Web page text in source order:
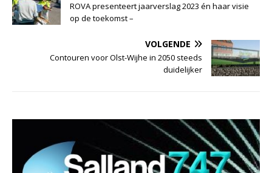
ROVA presenteert jaarverslag 2023 én haar visie
op de toekomst –
VOLGENDE
Contouren voor Olst-Wijhe in 2050 steeds
duidelijker